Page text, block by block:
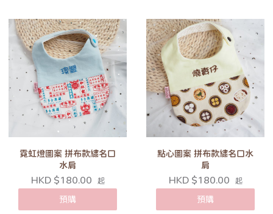
霓虹燈圖案 拼布款繡名口
水肩
HKD $180.00 起
預購
點心圖案 拼布款繡名口水
肩
HKD $180.00 起
預購